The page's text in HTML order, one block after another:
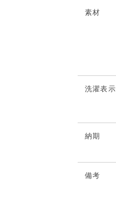
素材
洗濯表示
納期
備考